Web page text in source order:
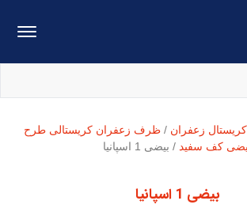
بیضی 1 اسپانیا
زعفران /ظرف زعفران کریستالی طرح
کف سفید / بیضی 1 اسپانیا